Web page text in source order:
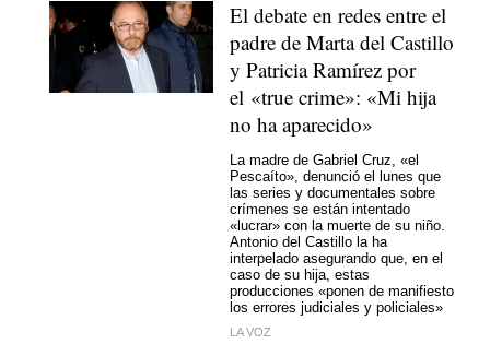
El debate en redes entre el
padre de Marta del Castillo
y Patricia Ramírez por
el «true crime»: «Mi hija
no ha aparecido»
La madre de Gabriel Cruz, «el
Pescaíto», denunció el lunes que
las series y documentales sobre
crímenes se están intentado
«lucrar» con la muerte de su niño
Antonio del Castillo la ha
interpelado asegurando que, en el
caso de su hija, estas
producciones «ponen de manifiesto
los errores judiciales y policiales»
LA VOZ